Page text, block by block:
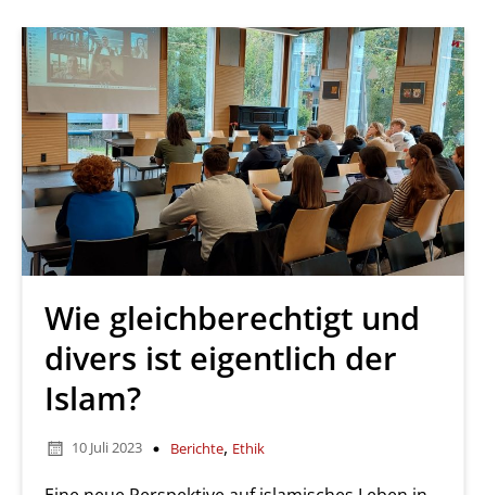
Wie gleichberechtigt und
divers ist eigentlich der
Islam?
10 Juli 2023 Berichte, Ethik